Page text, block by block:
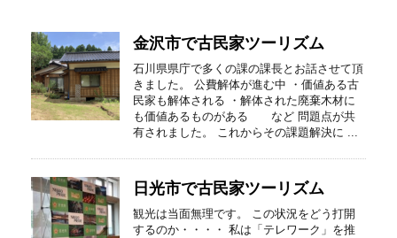
金沢市で古民家ツーリズム
石川県県庁で多くの課の課長とお話させて頂
きました。 公費解体が進む中 ・価値ある古
民家も解体される ・解体された廃棄木材に
も価値あるものがある など 問題点が共
有されました。 これからその課題解決に ...
日光市で古民家ツーリズム
観光は当面無理です。 この状況をどう打開
するのか・・・・ 私は「テレワーク」を推